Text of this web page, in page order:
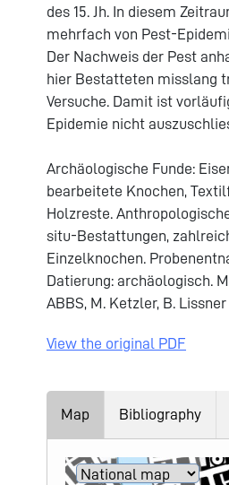
des 15. Jh. In diesem
mehrfach von Pest-
Der Nachweis der Pest
hier Bestatteten misslang
Versuche. Damit ist
Epidemie nicht
Archäologische Funde:
bearbeitete Knochen,
Holzreste.
situ-Bestattungen,
Einzelknochen.
Datierung: archäologisch.
ABBS, M. Ketzler, B.
View the original PDF
Map Bibliography